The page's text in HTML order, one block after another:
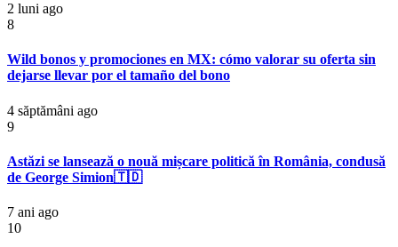
2 luni ago
8
Wild bonos y promociones en MX: cómo valorar su oferta sin
dejarse llevar por el tamaño del bono
4 săptămâni ago
9
Astăzi se lansează o nouă mișcare politică în România, condusă
de George Simion🇹🇩
7 ani ago
10